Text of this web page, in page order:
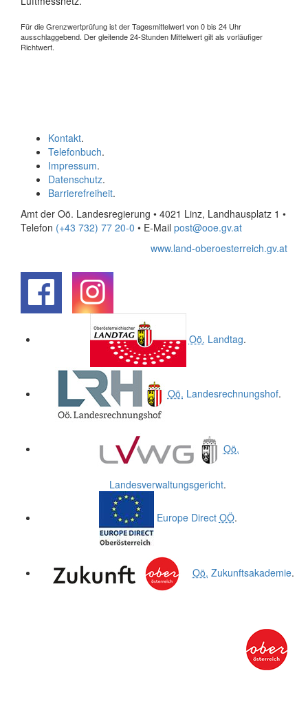
Für die Grenzwertprüfung ist der Tagesmittelwert von 0 bis 24 Uhr
ausschlaggebend. Der gleitende 24-Stunden Mittelwert gilt als vorläufiger
Richtwert.
Kontakt.
Telefonbuch.
Impressum.
Datenschutz.
Barrierefreiheit.
Amt der Oö. Landesregierung • 4021 Linz, Landhausplatz 1 •
Telefon (+43 732) 77 20-0 • E-Mail post@ooe.gv.at
www.land-oberoesterreich.gv.at
Oö. Landtag.
Oö. Landesrechnungshof.
Oö.
Landesverwaltungsgericht.
Europe Direct OÖ.
Oö. Zukunftsakademie.